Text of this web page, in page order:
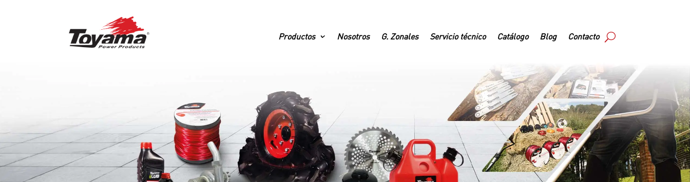
Productos Nosotros G. Zonales Servicio técnico Catálogo Blog Contacto